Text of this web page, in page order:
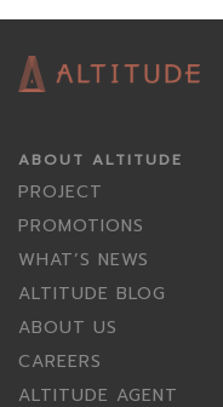
ABOUT ALTITUDE
PROJECT
PROMOTIONS
WHAT’S NEWS
ALTITUDE BLOG
ABOUT US
CAREERS
ALTITUDE AGENT